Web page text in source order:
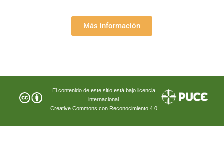
Más información
El contenido de este sitio está bajo licencia
internacional
Creative Commons con Reconocimiento 4.0